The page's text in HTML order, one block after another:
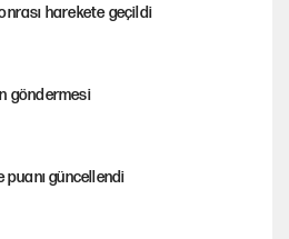
harekete geçildi
göndermesi
puanı güncellendi